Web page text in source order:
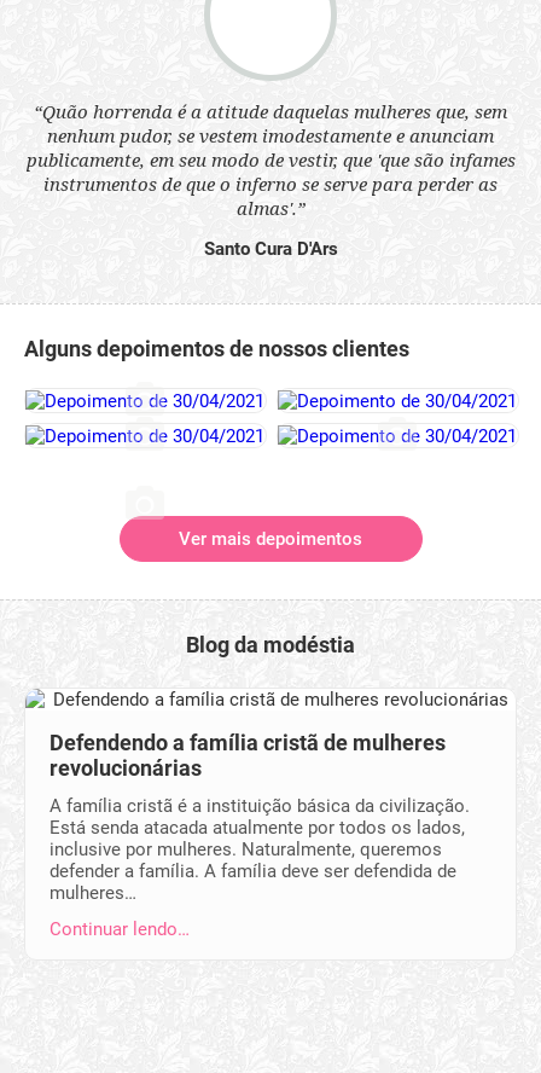
“Quão horrenda é a atitude daquelas mulheres que, sem
nenhum pudor, se vestem imodestamente e anunciam
publicamente, em seu modo de vestir, que 'que são infames
instrumentos de que o inferno se serve para perder as
almas'.”
Santo Cura D'Ars
Alguns depoimentos de nossos clientes
Ver mais depoimentos
Blog da modéstia
Defendendo a família cristã de mulheres
revolucionárias
A família cristã é a instituição básica da civilização.
Está senda atacada atualmente por todos os lados,
inclusive por mulheres. Naturalmente, queremos
defender a família. A família deve ser defendida de
mulheres…
Continuar lendo…